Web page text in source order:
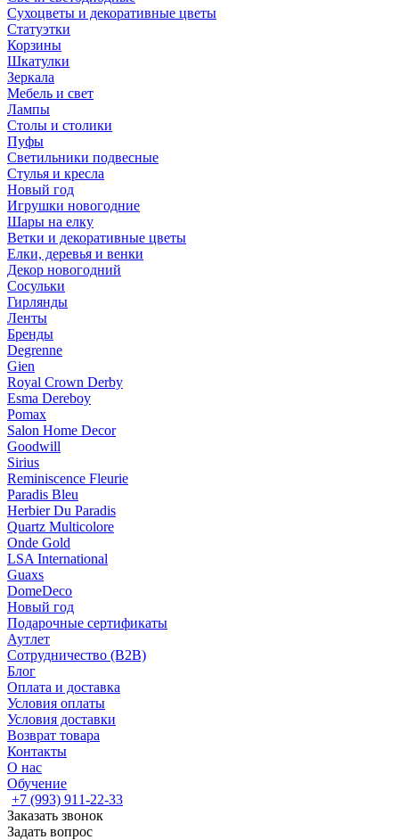
Сухоцветы и декоративные цветы
Статуэтки
Корзины
Шкатулки
Зеркала
Мебель и свет
Лампы
Столы и столики
Пуфы
Светильники подвесные
Стулья и кресла
Новый год
Игрушки новогодние
Шары на елку
Ветки и декоративные цветы
Елки, деревья и венки
Декор новогодний
Сосульки
Гирлянды
Ленты
Бренды
Degrenne
Gien
Royal Crown Derby
Esma Dereboy
Pomax
Salon Home Decor
Goodwill
Sirius
Reminiscence Fleurie
Paradis Bleu
Herbier Du Paradis
Quartz Multicolore
Onde Gold
LSA International
Guaxs
DomeDeco
Новый год
Подарочные сертификаты
Аутлет
Сотрудничество (B2B)
Блог
Оплата и доставка
Условия оплаты
Условия доставки
Возврат товара
Контакты
О нас
Обучение
+7 (993) 911-22-33
Заказать звонок
Задать вопрос